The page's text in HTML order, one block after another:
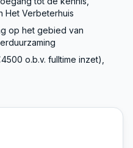
Het Verbeterhuis
op het gebied van
o.b.v. fulltime inzet),